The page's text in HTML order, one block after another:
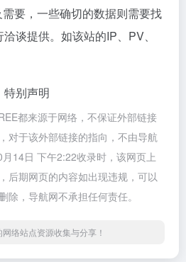
要，一些确切的数据则需要找
谈提供。如该站的IP、PV、
特别声明
都来源于网络，不保证外部链接
对于该外部链接的指向，不由导航
14日 下午2:22收录时，该网页上
后期网页的内容如出现违规，可以
除，导航网不承担任何责任。
络站点资源收集与分享！